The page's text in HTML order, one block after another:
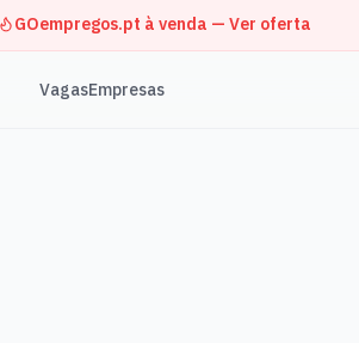
GOempregos.pt à venda — Ver oferta
VagasEmpresas